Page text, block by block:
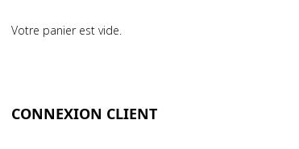
Votre panier est vide.
CONNEXION CLIENT